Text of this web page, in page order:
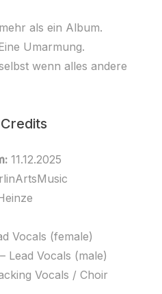
als ein Album.
Umarmung.
wenn alles andere
11.12.2025
Vocals (female)
Lead Vocals (male)
Vocals / Choir